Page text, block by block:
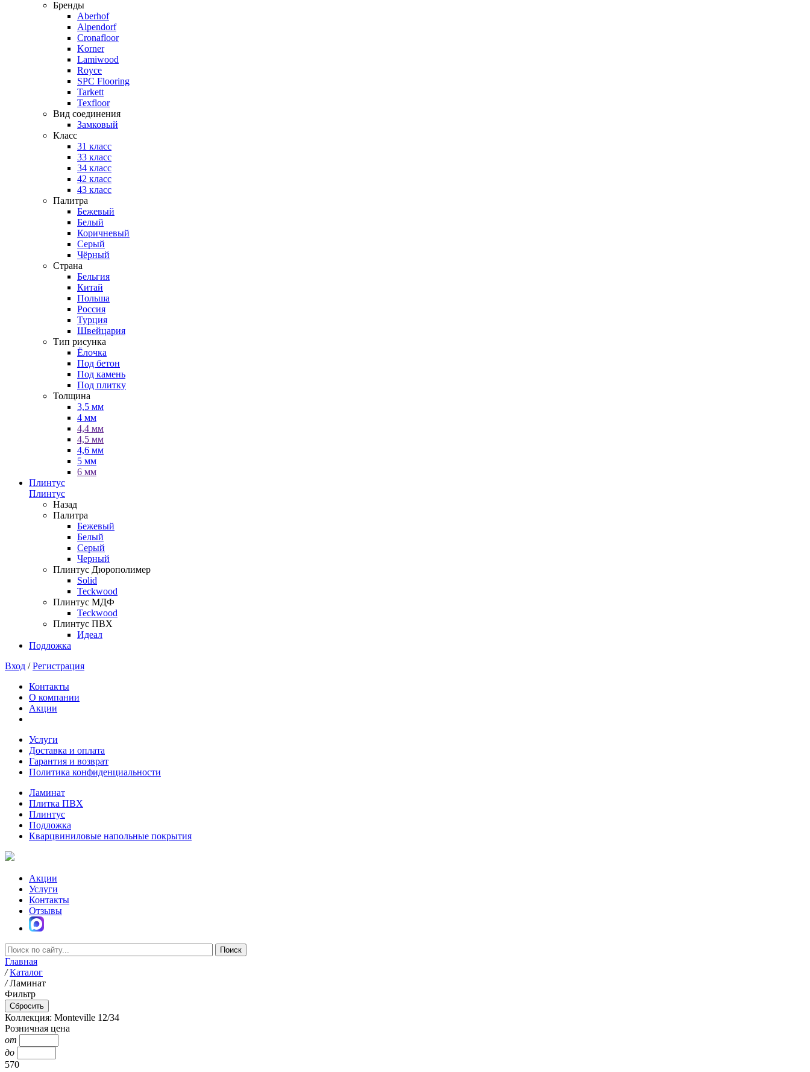
Бренды
Aberhof
Alpendorf
Cronafloor
Korner
Lamiwood
Royce
SPC Flooring
Tarkett
Texfloor
Вид соединения
Замковый
Класс
31 класс
33 класс
34 класс
42 класс
43 класс
Палитра
Бежевый
Белый
Коричневый
Серый
Чёрный
Страна
Бельгия
Китай
Польша
Россия
Турция
Швейцария
Тип рисунка
Ёлочка
Под бетон
Под камень
Под плитку
Толщина
3,5 мм
4 мм
4,4 мм
4,5 мм
4,6 мм
5 мм
6 мм
Плинтус
Плинтус
Назад
Палитра
Бежевый
Белый
Серый
Черный
Плинтус Дюрополимер
Solid
Teckwood
Плинтус МДФ
Teckwood
Плинтус ПВХ
Идеал
Подложка
Вход /Регистрация
Контакты
О компании
Акции
Услуги
Доставка и оплата
Гарантия и возврат
Политика конфиденциальности
Ламинат
Плитка ПВХ
Плинтус
Подложка
Кварцвиниловые напольные покрытия
Акции
Услуги
Контакты
Отзывы
Главная
/ Каталог
/ Ламинат
Фильтр
Коллекция: Monteville 12/34
Розничная цена
от
до
570